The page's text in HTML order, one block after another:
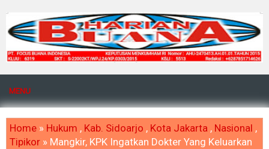
MENU
Home » Hukum , Kab. Sidoarjo , Kota Jakarta , Nasional ,
Tipikor » Mangkir, KPK Ingatkan Dokter Yang Keluarkan